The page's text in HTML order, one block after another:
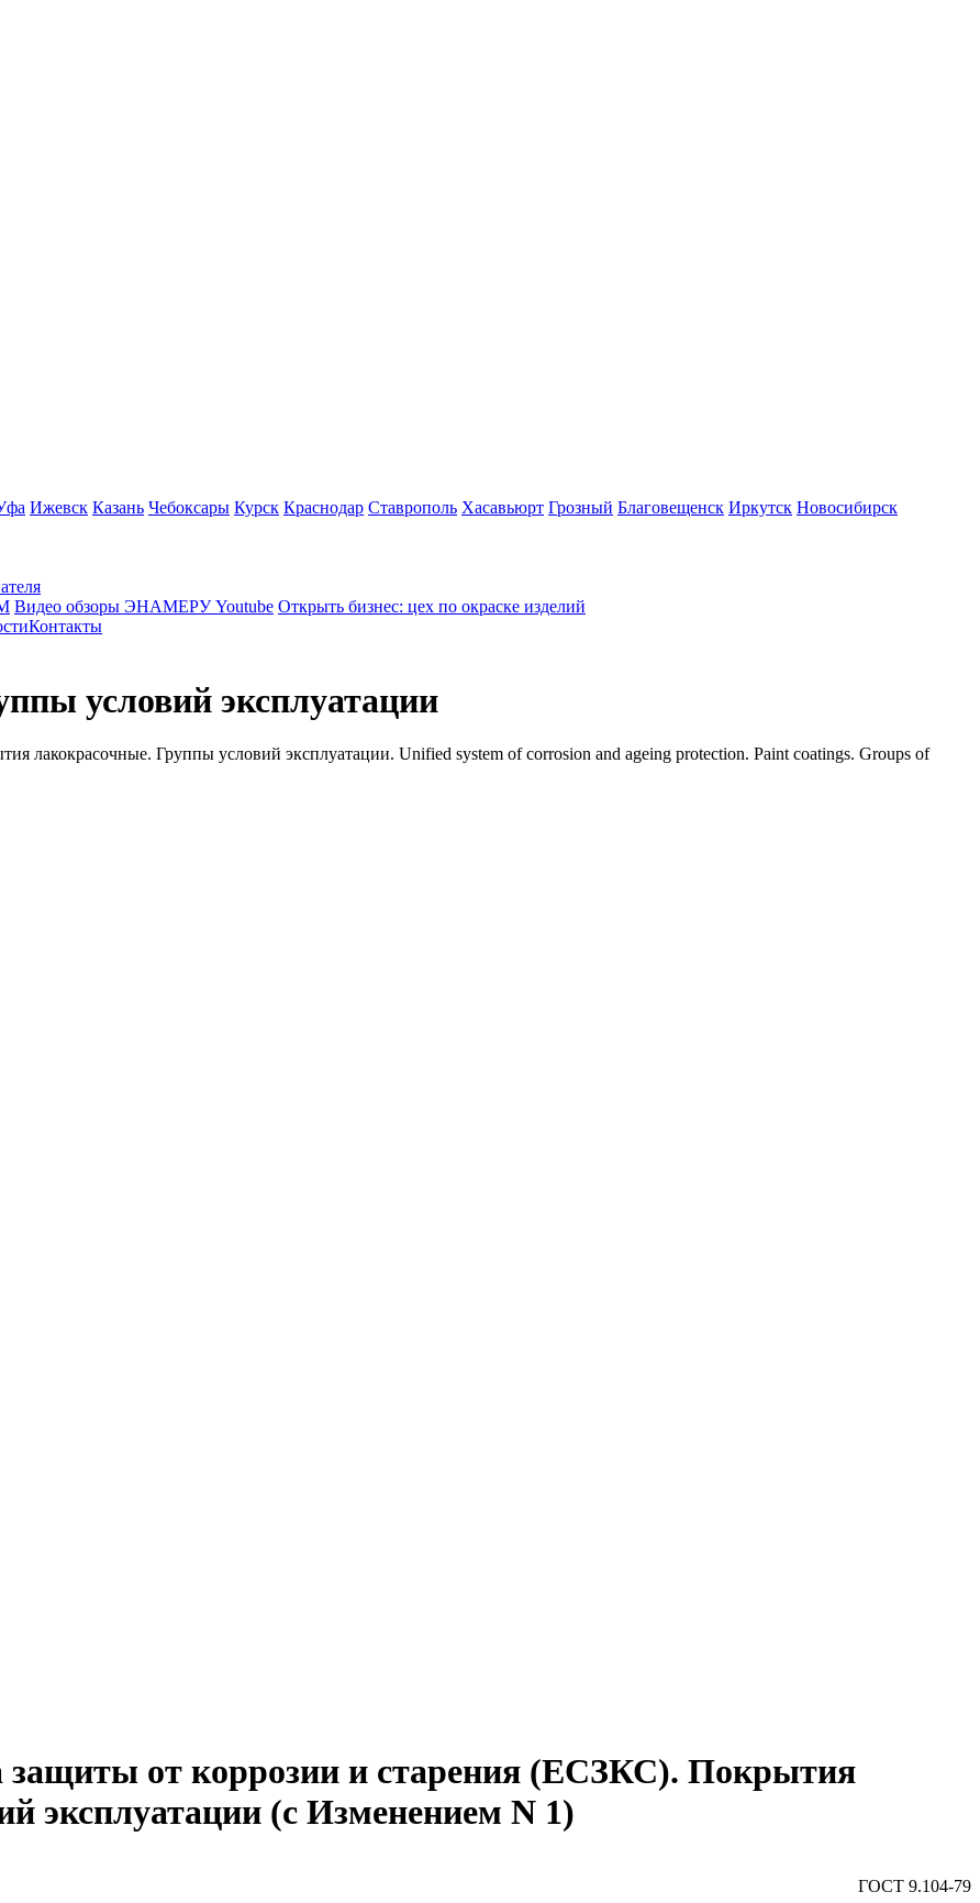
Ижевск Казань Чебоксары Курск Краснодар Ставрополь Хасавьюрт Грозный Благовещенск Иркутск Новосибирск
Видео обзоры ЭНАМЕРУ Youtube Открыть бизнес: цех по окраске изделий
Контакты
условий эксплуатации
лакокрасочные. Группы условий эксплуатации. Unified system of corrosion and ageing protection. Paint coatings. Groups of
защиты от коррозии и старения (ЕСЗКС). Покрытия
эксплуатации (с Изменением N 1)
ГОСТ 9.104-79